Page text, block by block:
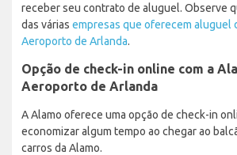
receber seu contrato de aluguel. Observe
das várias empresas que oferecem aluguel
Aeroporto de Arlanda.
Opção de check-in online com a
Aeroporto de Arlanda
A Alamo oferece uma opção de check-in
economizar algum tempo ao chegar ao
carros da Alamo.